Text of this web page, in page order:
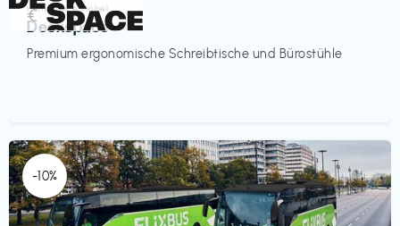
Homeoffice Möbel
Deskspace
Premium ergonomische Schreibtische und Bürostühle
€‎
-10%